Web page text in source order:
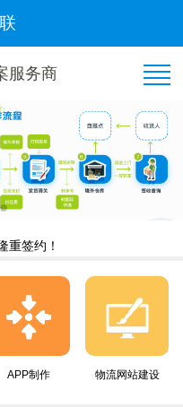
服务商
重签约！
单教程
流签订《集运系统》合同！
家国际集运公司~
重签约！
流签订《集运系统》合同！
家国际集运公司~
APP制作 物流网站建设